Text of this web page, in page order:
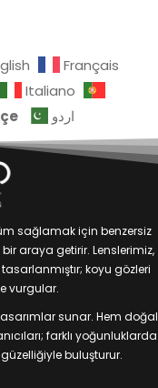
Français
Italiano
اردو
sağlamak için benzersiz
araya getirir. Lenslerimiz,
koyu gözleri
vurgular.
sunar. Hem doğal
farklı yoğunluklarda
buluşturur.